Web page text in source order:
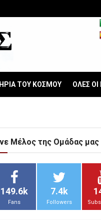
ΤΟΥ ΚΟΣΜΟΥ ΟΛΕΣ
Μέλος της Ομάδας μας
149.6k
Fans
7.4k
Followers